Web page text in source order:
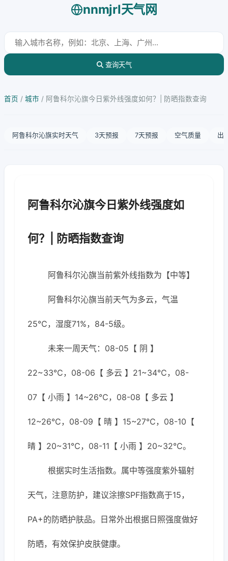
nnmjrl天气网
查询天气
首页 / 城市 / 阿鲁科尔沁旗今日紫外线强度如何？| 防晒指数查询
阿鲁科尔沁旗实时天气 3天预报 7天预报 空气质量 出
阿鲁科尔沁旗今日紫外线强度如
何？| 防晒指数查询
阿鲁科尔沁旗当前紫外线指数为【中等】
阿鲁科尔沁旗当前天气为多云，气温
25℃，湿度71%，84-5级。
未来一周天气：08-05【 阴 】
22~33℃，08-06【 多云 】21~34℃，08-
07【 小雨 】14~26℃，08-08【 多云 】
12~26℃，08-09【 晴 】15~27℃，08-10【
晴 】20~31℃，08-11【 小雨 】20~32℃。
根据实时生活指数。属中等强度紫外辐射
天气，注意防护，建议涂擦SPF指数高于15，
PA+的防晒护肤品。日常外出根据日照强度做好
防晒，有效保护皮肤健康。